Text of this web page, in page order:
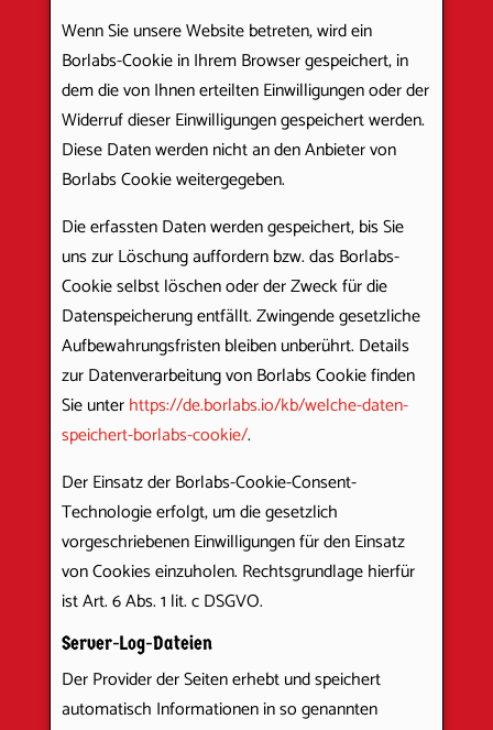
Wenn Sie unsere Website betreten, wird ein
Borlabs-Cookie in Ihrem Browser gespeichert, in
dem die von Ihnen erteilten Einwilligungen oder der
Widerruf dieser Einwilligungen gespeichert werden.
Diese Daten werden nicht an den Anbieter von
Borlabs Cookie weitergegeben.
Die erfassten Daten werden gespeichert, bis Sie
uns zur Löschung auffordern bzw. das Borlabs-
Cookie selbst löschen oder der Zweck für die
Datenspeicherung entfällt. Zwingende gesetzliche
Aufbewahrungsfristen bleiben unberührt. Details
zur Datenverarbeitung von Borlabs Cookie finden
Sie unterhttps://de.borlabs.io/kb/welche-daten-
speichert-borlabs-cookie/.
Der Einsatz der Borlabs-Cookie-Consent-
Technologie erfolgt, um die gesetzlich
vorgeschriebenen Einwilligungen für den Einsatz
von Cookies einzuholen. Rechtsgrundlage hierfür
ist Art. 6 Abs. 1 lit. c DSGVO.
Server-Log-Dateien
Der Provider der Seiten erhebt und speichert
automatisch Informationen in so genannten